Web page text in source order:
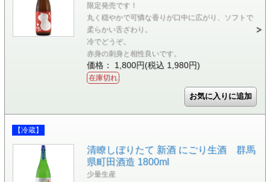
限定発売です！
丸く穏やかで可憐な香りが口中に広がり、ソフトで
柔らかい舌ざわり。
冷でどうぞ。
赤身の刺身と相性良いです。
価格： 1,800円(税込 1,980円)
在庫切れ
【冷蔵】
清瞭しぼりたて 新酒 にごり生酒 群馬
県町田酒造 1800ml
少量生産